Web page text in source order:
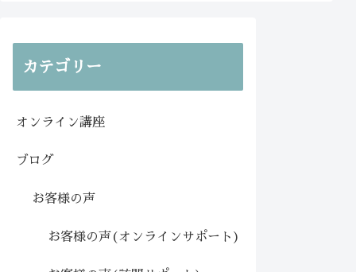
カテゴリー
オンライン講座
ブログ
お客様の声
お客様の声(オンラインサポート)